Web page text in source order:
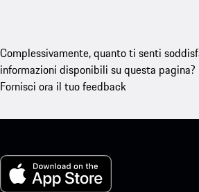
Complessivamente, quanto ti senti
informazioni disponibili su questa pagina?
Fornisci ora il tuo feedback